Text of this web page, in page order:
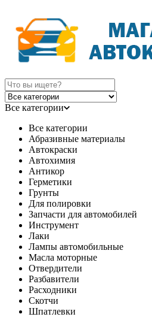
Все категории
Все категории
Абразивные материалы
Автокраски
Автохимия
Антикор
Герметики
Грунты
Для полировки
Запчасти для автомобилей
Инструмент
Лаки
Лампы автомобильные
Масла моторные
Отвердители
Разбавители
Расходники
Скотчи
Шпатлевки